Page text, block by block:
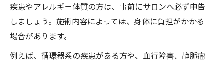
疾患やアレルギー体質の方は、事前にサロンへ必ず申告
しましょう。施術内容によっては、身体に負担がかかる
場合があります。
例えば、循環器系の疾患がある方や、血行障害、静脈瘤